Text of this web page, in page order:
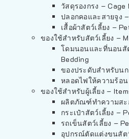
วัสดุรองกรง – Cage
ปลอกคอและสายจูง
เสื้อผ้าสัตว์เลี้ยง –
ของใช้สำหรับสัตว์เลี้ยง –
โดมนอนและที่นอนสั
Bedding
ของประดับสำหรับน
หลอดไฟให้ความร้อ
ของใช้สำหรับผู้เลี้ยง –
ผลิตภัณฑ์ทำความสะ
กระเป๋าสัตว์เลี้ยง –
รถเข็นสัตว์เลี้ยง –
อุปกรณ์ตัดแต่งขนสัต